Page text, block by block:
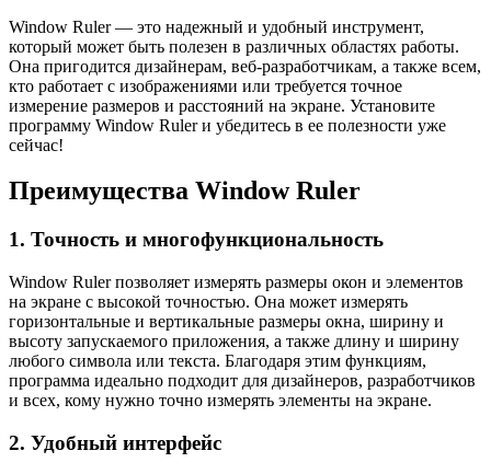
Window Ruler — это надежный и удобный инструмент,
который может быть полезен в различных областях работы.
Она пригодится дизайнерам, веб-разработчикам, а также всем,
кто работает с изображениями или требуется точное
измерение размеров и расстояний на экране. Установите
программу Window Ruler и убедитесь в ее полезности уже
сейчас!
Преимущества Window Ruler
1. Точность и многофункциональность
Window Ruler позволяет измерять размеры окон и элементов
на экране с высокой точностью. Она может измерять
горизонтальные и вертикальные размеры окна, ширину и
высоту запускаемого приложения, а также длину и ширину
любого символа или текста. Благодаря этим функциям,
программа идеально подходит для дизайнеров, разработчиков
и всех, кому нужно точно измерять элементы на экране.
2. Удобный интерфейс